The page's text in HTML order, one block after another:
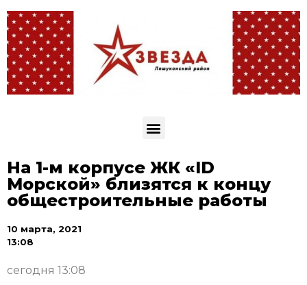
На 1-м корпусе ЖК «ID
Морской» близятся к концу
общестроительные работы
10 марта, 2021
13:08
сегодня 13:08